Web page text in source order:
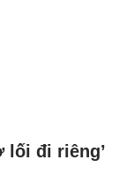
lối đi riêng’